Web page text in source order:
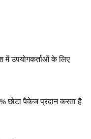
में उपयोगकर्ताओं के लिए
छोटा पैकेज प्रदान करता है